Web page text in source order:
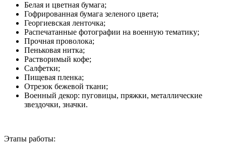
Белая и цветная бумага;
Гофрированная бумага зеленого цвета;
Георгиевская ленточка;
Распечатанные фотографии на военную тематику;
Прочная проволока;
Пеньковая нитка;
Растворимый кофе;
Салфетки;
Пищевая пленка;
Отрезок бежевой ткани;
Военный декор: пуговицы, пряжки, металлические
звездочки, значки.
Этапы работы: